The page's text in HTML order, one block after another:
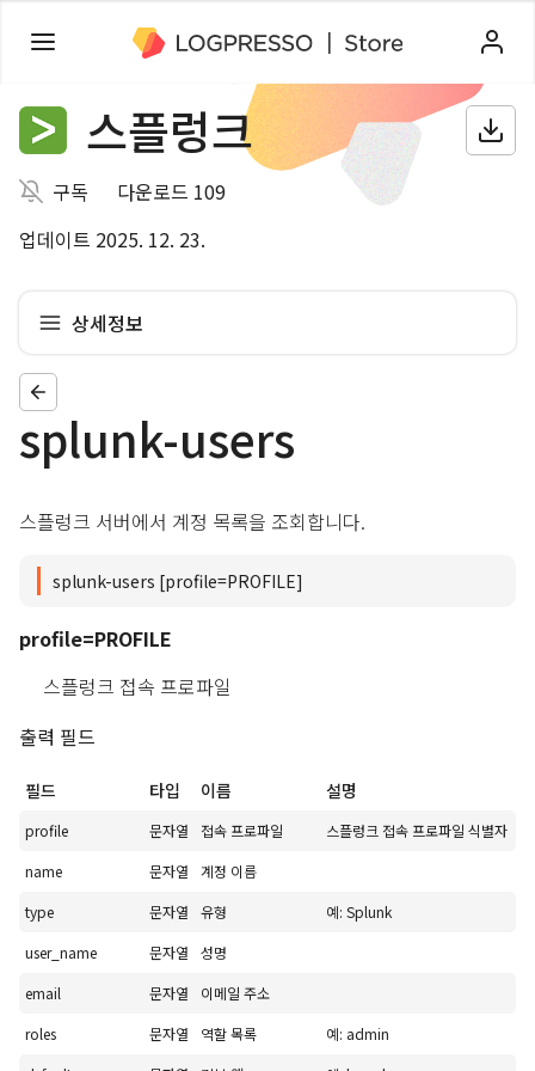
스플렁크
구독
다운로드 109
업데이트 2025. 12. 23.
상세정보
splunk-users
스플렁크 서버에서 계정 목록을 조회합니다.
splunk-users [profile=PROFILE]
profile=PROFILE
스플렁크 접속 프로파일
출력 필드
필드 타입 이름 설명
profile 문자열 접속 프로파일
스플렁크 접속 프로파일 식별자
name
문자열
계정 이름
type
문자열 유형
예: Splunk
user_name
문자열
성명
email
문자열
이메일 주소
roles
문자열 역할 목록
예: admin